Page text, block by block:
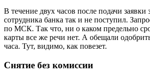
В течение двух часов после подачи заявки
сотрудника банка так и не поступил.
по МСК. Так что, ни о каком предельно
карты все же речи нет. А обещали
часа. Тут, видимо, как повезет.
Снятие без комиссии